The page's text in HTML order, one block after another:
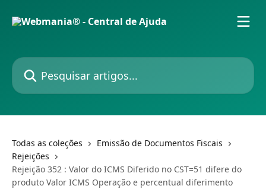
Pesquisar artigos...
Todas as coleções
Emissão de Documentos Fiscais
Rejeições
Rejeição 352 : Valor do ICMS Diferido no CST=51 difere do
produto Valor ICMS Operação e percentual diferimento